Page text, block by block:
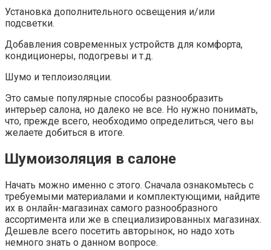
Установка дополнительного освещения и/или
подсветки.
Добавления современных устройств для комфорта,
кондиционеры, подогревы и т.д.
Шумо и теплоизоляции.
Это самые популярные способы разнообразить
интерьер салона, но далеко не все. Но нужно понимать,
что, прежде всего, необходимо определиться, чего вы
желаете добиться в итоге.
Шумоизоляция в салоне
Начать можно именно с этого. Сначала ознакомьтесь с
требуемыми материалами и комплектующими, найдите
их в онлайн-магазинах самого разнообразного
ассортимента или же в специализированных магазинах.
Дешевле всего посетить авторынок, но надо хоть
немного знать о данном вопросе.